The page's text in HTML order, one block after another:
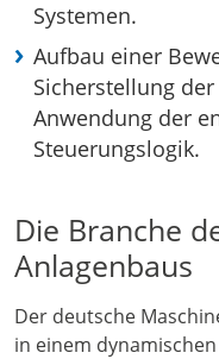
Systemen.
Aufbau einer
Sicherstellung
Anwendung der
Steuerungslogik.
Die Branche
Anlagenbaus
Der deutsche
in einem